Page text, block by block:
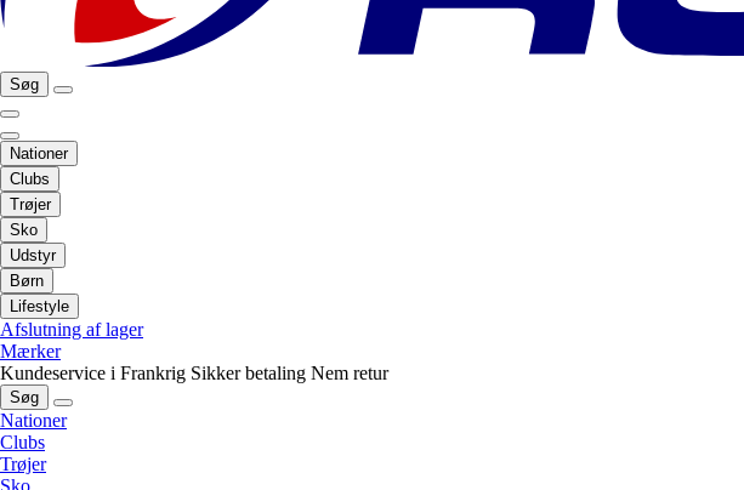
Søg
Nationer
Clubs
Trøjer
Sko
Udstyr
Børn
Lifestyle
Afslutning af lager
Mærker
Kundeservice i Frankrig Sikker betaling Nem retur
Søg
Nationer
Clubs
Trøjer
Sko